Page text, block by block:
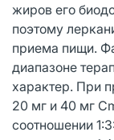
жиров его
поэтому
приема пищи.
диапазоне
характер. При
20 мг и 40 мг
соотношении